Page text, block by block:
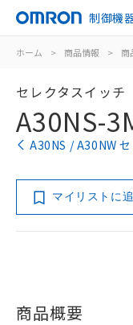
制御機
ホーム > 商品情報 > 商
セレクタスイッチ
A30NS-
A30NS / A30NW
マイリストに
商品概要